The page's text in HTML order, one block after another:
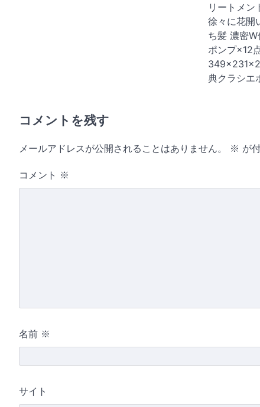
リートメン
徐々に花開
ち髪 濃密
ポンプ×12
典クラシエ
コメントを残す
メールアドレスが公開されることはありません。 ※ が
コメント ※
名前 ※
サイト